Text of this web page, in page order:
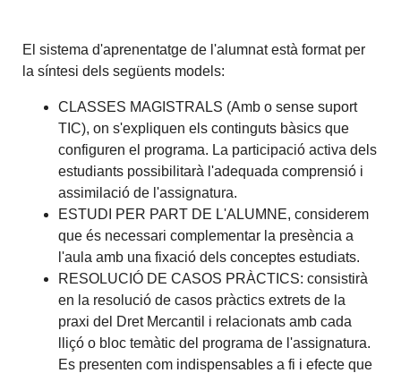
El sistema d'aprenentatge de l'alumnat està format per
la síntesi dels següents models:
CLASSES MAGISTRALS (Amb o sense suport
TIC), on s'expliquen els continguts bàsics que
configuren el programa. La participació activa dels
estudiants possibilitarà l'adequada comprensió i
assimilació de l'assignatura.
ESTUDI PER PART DE L'ALUMNE, considerem
que és necessari complementar la presència a
l'aula amb una fixació dels conceptes estudiats.
RESOLUCIÓ DE CASOS PRÀCTICS: consistirà
en la resolució de casos pràctics extrets de la
praxi del Dret Mercantil i relacionats amb cada
lliçó o bloc temàtic del programa de l'assignatura.
Es presenten com indispensables a fi i efecte que